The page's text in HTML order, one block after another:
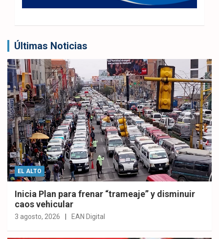
Últimas Noticias
EL ALTO
Inicia Plan para frenar “trameaje” y disminuir
caos vehicular
3 agosto, 2026 EAN Digital